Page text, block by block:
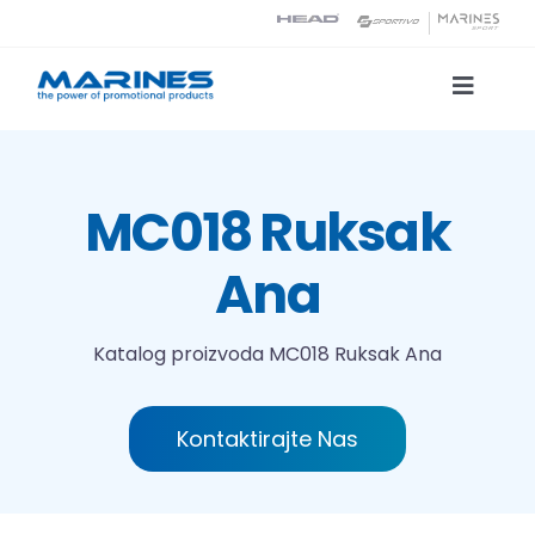
content
Toggle
Tehnologije tiska
MC018 Ruksak
Ana
Katalog proizvoda MC018 Ruksak Ana
Kontaktirajte Nas